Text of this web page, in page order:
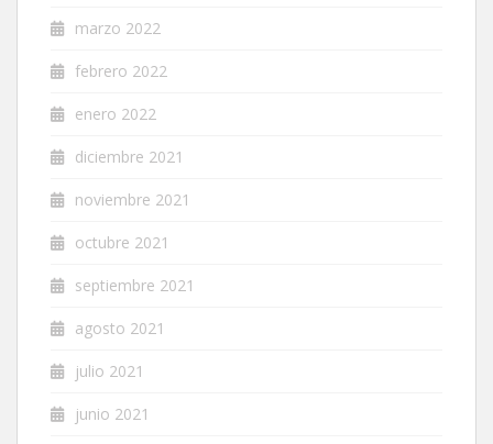
marzo 2022
febrero 2022
enero 2022
diciembre 2021
noviembre 2021
octubre 2021
septiembre 2021
agosto 2021
julio 2021
junio 2021